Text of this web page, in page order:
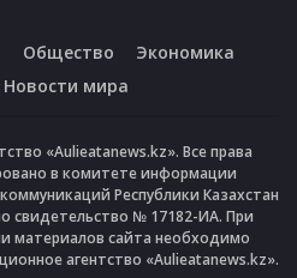
Общество
Экономика
Новости мира
«Aulieatanews.kz». Все права
в комитете информации
Республики Казахстан
свидетельство № 17182-ИА. При
материалов сайта необходимо
агентство «Aulieatanews.kz».